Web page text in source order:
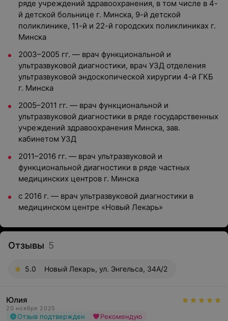
ряде учреждений здравоохранения, в том числе в 4-
й детской больнице г. Минска, 9-й детской
поликлинике, 11-й и 22-й городских поликлиниках г.
Минска
2003–2005 гг. — врач функциональной и
ультразвуковой диагностики, врач УЗД отделения
ультразвуковой эндоскопической хирургии 4-й ГКБ
г. Минска
2005–2011 гг. — врач функциональной и
ультразвуковой диагностики в ряде государственных
учреждений здравоохранения Минска, зав.
кабинетом УЗД
2011–2016 гг. — врач ультразвуковой и
функциональной диагностики в ряде частных
медицинских центров г. Минска
с 2016 г. — врач ультразвуковой диагностики в
медицинском центре «Новый Лекарь»
Отзывы 5
5.0 Новый Лекарь, ул. Энгельса, 34А/2
Юлия
20 ноября 2025
Отзыв подтвержден Рекомендую